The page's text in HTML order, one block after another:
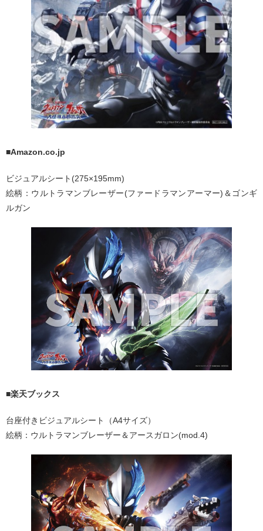
■Amazon.co.jp
ビジュアルシート(275×195mm)
絵柄：ウルトラマンブレーザー(ファードラマンアーマー)＆ゴンギ
ルガン
■楽天ブックス
台座付きビジュアルシート（A4サイズ）
絵柄：ウルトラマンブレーザー＆アースガロン(mod.4)